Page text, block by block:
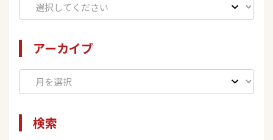
アーカイブ
検索